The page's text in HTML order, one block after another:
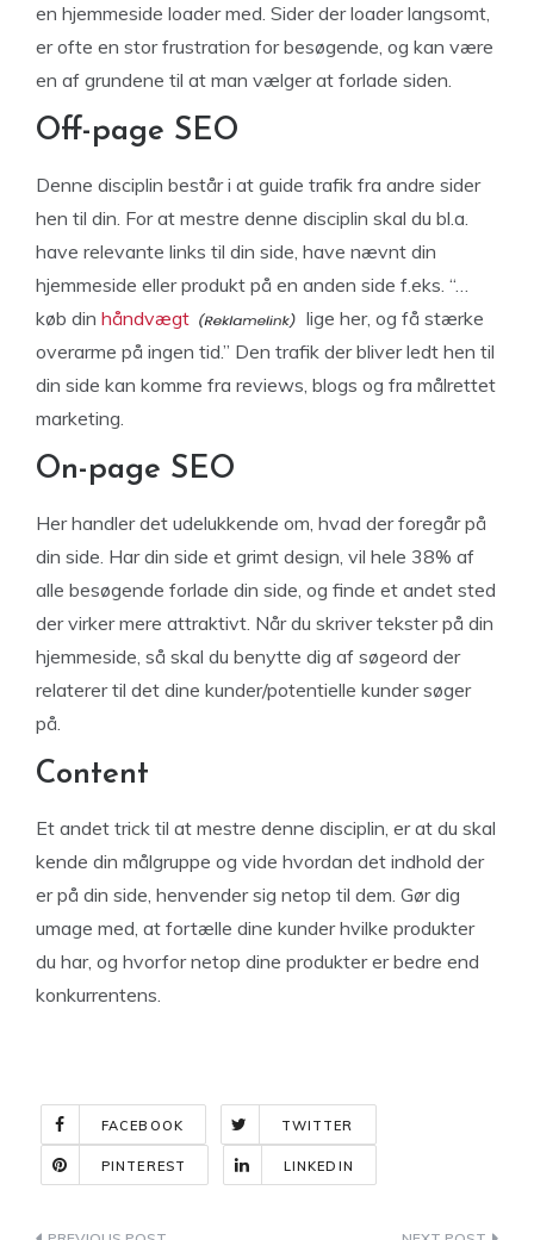
en hjemmeside loader med. Sider der loader langsomt,
er ofte en stor frustration for besøgende, og kan være
en af grundene til at man vælger at forlade siden.
Off-page SEO
Denne disciplin består i at guide trafik fra andre sider
hen til din. For at mestre denne disciplin skal du bl.a.
have relevante links til din side, have nævnt din
hjemmeside eller produkt på en anden side f.eks. “…
køb din håndvægt
lige her, og få stærke
overarme på ingen tid.” Den trafik der bliver ledt hen til
din side kan komme fra reviews, blogs og fra målrettet
marketing.
On-page SEO
Her handler det udelukkende om, hvad der foregår på
din side. Har din side et grimt design, vil hele 38% af
alle besøgende forlade din side, og finde et andet sted
der virker mere attraktivt. Når du skriver tekster på din
hjemmeside, så skal du benytte dig af søgeord der
relaterer til det dine kunder/potentielle kunder søger
på.
Content
Et andet trick til at mestre denne disciplin, er at du skal
kende din målgruppe og vide hvordan det indhold der
er på din side, henvender sig netop til dem. Gør dig
umage med, at fortælle dine kunder hvilke produkter
du har, og hvorfor netop dine produkter er bedre end
konkurrentens.
FACEBOOK TWITTER
PINTEREST LINKEDIN